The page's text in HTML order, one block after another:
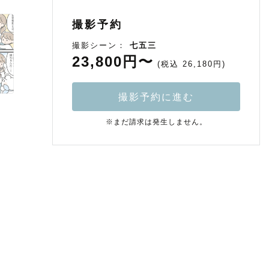
撮影予約
撮影シーン：七五三
23,800円〜 (税込 26,180円)
撮影予約に進む
※まだ請求は発生しません。